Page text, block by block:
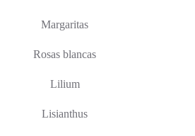
Margaritas
Rosas blancas
Lilium
Lisianthus